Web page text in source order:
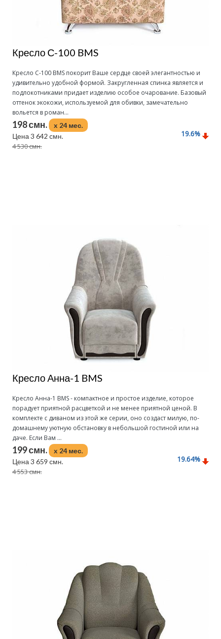
Кресло С-100 BMS
Кресло С-100 BMS покорит Ваше сердце своей элегантностью и
удивительно удобной формой. Закругленная спинка является и
подлокотниками придает изделию особое очарование. Базовый
оттенок экокожи, используемой для обивки, замечательно
вольется в роман...
198 смн.
x 24 мес.
Цена 3 642 смн.
4 530 смн.
19.6%
Кресло Анна-1 BMS
Кресло Анна-1 BMS - компактное и простое изделие, которое
порадует приятной расцветкой и не менее приятной ценой. В
комплекте с диваном из этой же серии, оно создаст милую, по-
домашнему уютную обстановку в небольшой гостиной или на
даче. Если Вам ...
199 смн.
x 24 мес.
Цена 3 659 смн.
4 553 смн.
19.64%